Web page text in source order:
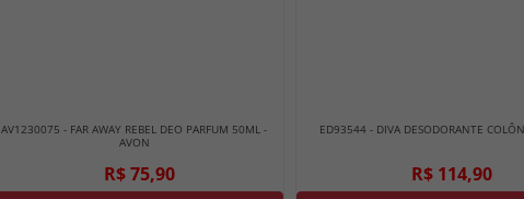
AV1230075 - FAR AWAY REBEL DEO PARFUM 50ML -
AVON
R$ 75,90
ED93544 - DIVA DESODORANTE
R$ 114,90